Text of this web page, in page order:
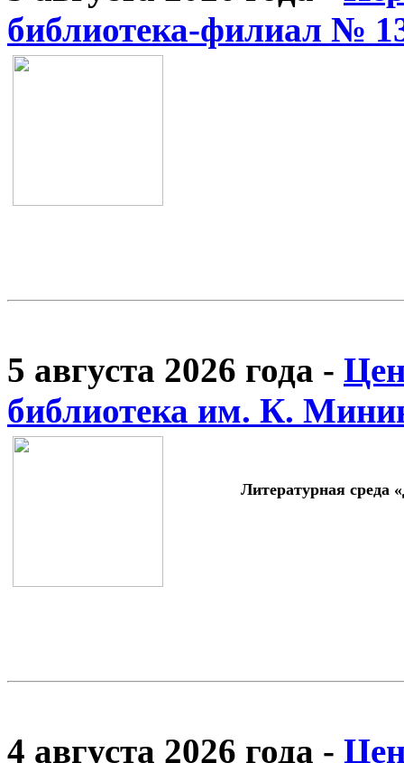
библиотека-филиал №
5 августа 2026 года -
библиотека им. К.
Литературная среда
4 августа 2026 года -